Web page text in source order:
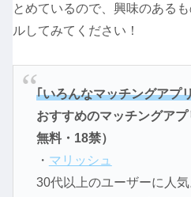
とめているので、興味のある
ルしてみてください！
｢いろんなマッチングアプ
おすすめのマッチングア
無料・18禁）
・ マリッシュ
30代以上のユーザーに人